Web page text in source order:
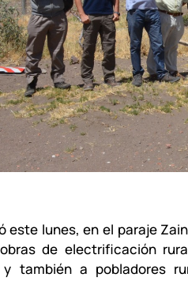
este lunes, en el paraje
de electrificación
y también a pobladores